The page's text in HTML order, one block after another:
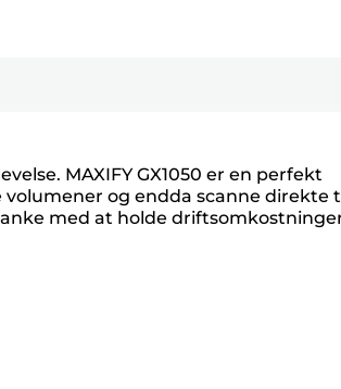
MAXIFY GX1050 er en perfekt
og endda scanne direkte
med at holde